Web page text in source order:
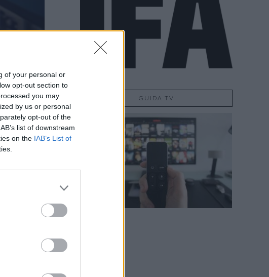
of your personal or
opt-out section to
you may
by us or personal
opt-out of the
list of downstream
on the IAB’s List of
artificiale
e generare
scritti
di spear-
GUIDA TV